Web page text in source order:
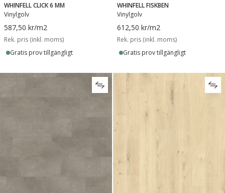
WHINFELL CLICK 6 MM
Vinylgolv
587,50 kr/m2
Rek. pris (inkl. moms)
Gratis prov tillgängligt
WHINFELL FISKBEN
Vinylgolv
612,50 kr/m2
Rek. pris (inkl. moms)
Gratis prov tillgängligt